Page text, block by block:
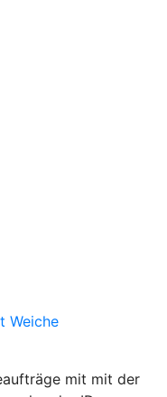
Weiche
mit mit der